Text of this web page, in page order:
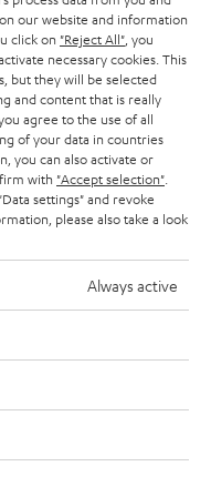
enthalten. Etwaige
our website and information
click on "Reject All" , you
necessary cookies. This
but they will be selected
and content that is really
you agree to the use of all
of your data in countries
you can also activate or
with "Accept selection"
settings" and revoke
please also take a look
Always active